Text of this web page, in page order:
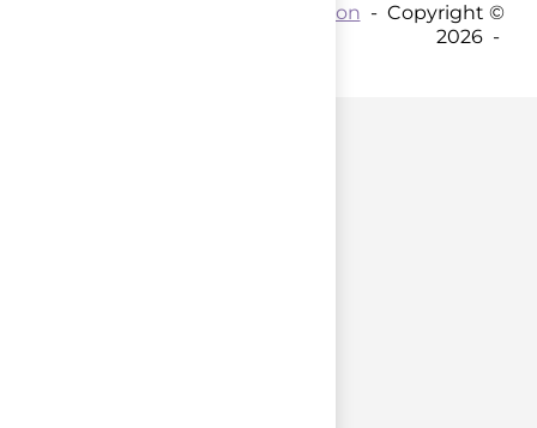
Coordination - Copyright ©
2026 -